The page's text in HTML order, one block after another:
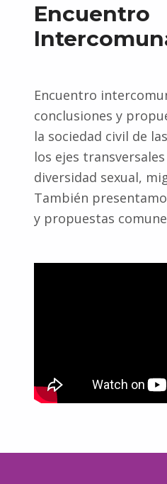
Encuentro
Encuentro
conclusiones y
la sociedad civil de
los ejes
diversidad sexual,
También
y propuestas